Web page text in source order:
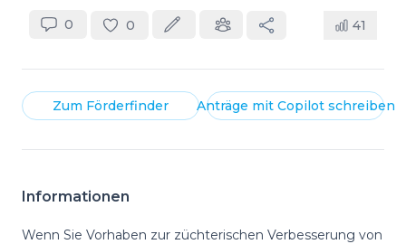
0 0 41
Zum Förderfinder Anträge mit Copilotschreiben
Informationen
Wenn Sie Vorhaben zur züchterischen Verbesserung von